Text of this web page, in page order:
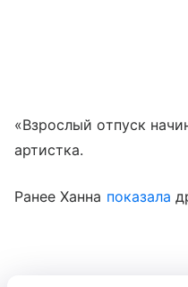
«Взрослый отпуск
артистка.
Ранее Ханна показала